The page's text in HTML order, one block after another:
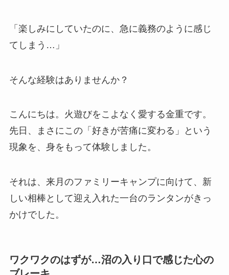
「楽しみにしていたのに、急に義務のように感じ
てしまう…」
そんな経験はありませんか？
こんにちは。火遊びをこよなく愛する金重です。
先日、まさにこの「好きが苦痛に変わる」という
現象を、身をもって体験しました。
それは、来月のファミリーキャンプに向けて、新
しい相棒として迎え入れた一台のランタンがきっ
かけでした。
ワクワクのはずが…沼の入り口で感じた心の